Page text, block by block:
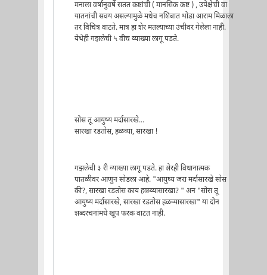
मनाला वर्षानुवर्षे सतत कष्टांची ( मानसिक कष्ट ) , उपेक्षेची वा
यातनांची सवय असल्यामुळे मधेच नशिबात थोडा आराम मिळाला
तर विचित्र वाटते. मात्र हा शेर मतल्याच्या उंचीवर गेलेला नाही.
येथेही गझलेची ५ वीच व्याख्या लागू पडते.
सोस तू आयुष्य मर्दासारखे...
सारखा रडतोस, हळव्या, सारखा !
गझलेची ३ री व्याख्या लागू पडते. हा शेरही विधानात्मक
पातळीवर आणुन सोडला आहे. "आयुष्य जरा मर्दासारखे सोस
की?, सारखा रडतोस काय हळव्यासारखा? " अन "सोस तू
आयुष्य मर्दासारखे, सारखा रडतोस हळव्यासारखा" या दोन
शब्दरचनांमधे खूप फरक वाटत नाही.